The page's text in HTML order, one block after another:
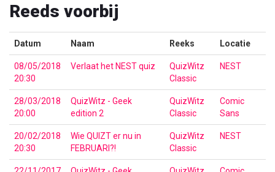
Reeds voorbij
Datum Naam Reeks Locatie
08/05/2018
20:30
Verlaat het NEST quiz
QuizWitz
Classic
NEST
28/03/2018
20:00
QuizWitz - Geek
edition 2
QuizWitz
Classic
Comic
Sans
20/02/2018
20:30
Wie QUIZT er nu in
FEBRUARI?!
QuizWitz
Classic
NEST